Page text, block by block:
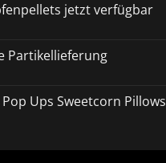
jetzt verfügbar
Partikellieferung
Pop Ups Sweetcorn Pillows